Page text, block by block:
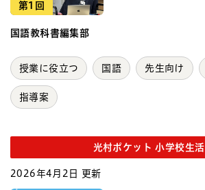
第1回
国語教科書編集部
授業に役立つ 国語 先生向け
指導案
光村ポケット 小学校生活
2026年4月2日 更新